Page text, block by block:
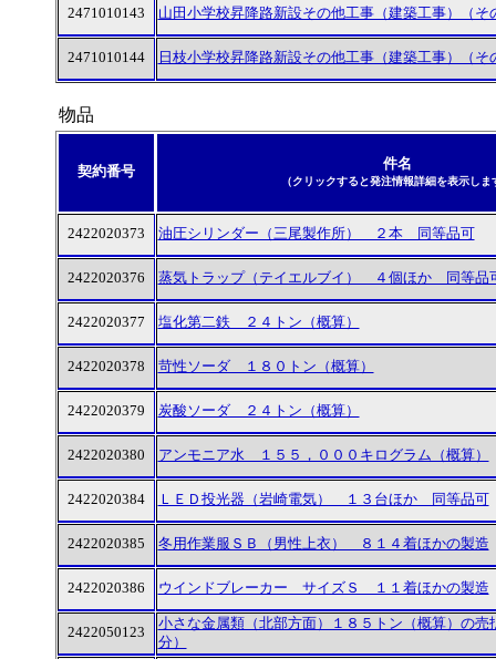
2471010143 山田小学校昇降路新設その他工事（建築工事）（そ
2471010144 日枝小学校昇降路新設その他工事（建築工事）（そ
物品
契約番号 件名
（クリックすると発注情報詳細を表示しま
2422020373 油圧シリンダー（三尾製作所） ２本 同等品可
2422020376 蒸気トラップ（テイエルブイ） ４個ほか 同等品
2422020377 塩化第二鉄 ２４トン（概算）
2422020378 苛性ソーダ １８０トン（概算）
2422020379 炭酸ソーダ ２４トン（概算）
2422020380 アンモニア水 １５５，０００キログラム（概算）
2422020384 ＬＥＤ投光器（岩崎電気） １３台ほか 同等品可
2422020385 冬用作業服ＳＢ（男性上衣） ８１４着ほかの製造
2422020386 ウインドブレーカー サイズＳ １１着ほかの製造
2422050123
小さな金属類（北部方面）１８５トン（概算）の売
分）